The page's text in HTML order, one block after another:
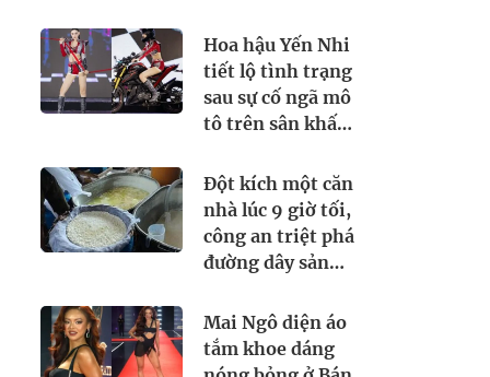
kết nối tình hữu
nghị quốc tế
Hoa hậu Yến Nhi
tiết lộ tình trạng
sau sự cố ngã mô
tô trên sân khấu
Vietnam 2026
Đột kích một căn
nhà lúc 9 giờ tối,
công an triệt phá
đường dây sản
hóa chất, tịch
thu 5.300 lít và
loạt máy pha
Mai Ngô diện áo
tắm khoe dáng